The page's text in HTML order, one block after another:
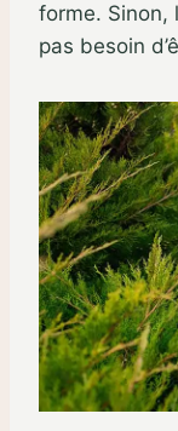
forme. Sinon,
pas besoin